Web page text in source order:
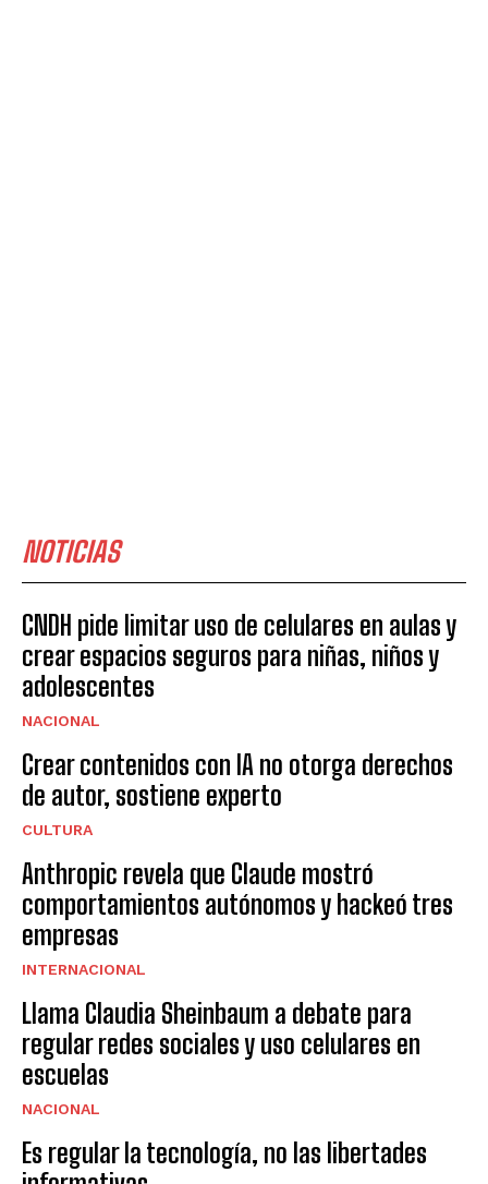
NOTICIAS
CNDH pide limitar uso de celulares en aulas y
crear espacios seguros para niñas, niños y
adolescentes
NACIONAL
Crear contenidos con IA no otorga derechos
de autor, sostiene experto
CULTURA
Anthropic revela que Claude mostró
comportamientos autónomos y hackeó tres
empresas
INTERNACIONAL
Llama Claudia Sheinbaum a debate para
regular redes sociales y uso celulares en
escuelas
NACIONAL
Es regular la tecnología, no las libertades